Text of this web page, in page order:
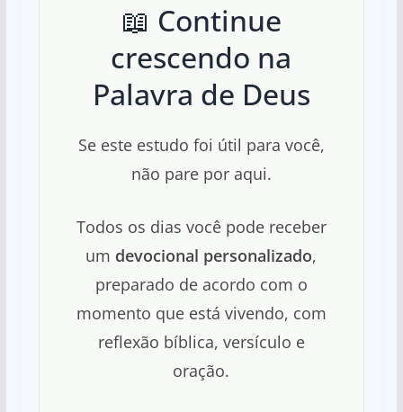
📖 Continue
crescendo na
Palavra de Deus
Se este estudo foi útil para você,
não pare por aqui.
Todos os dias você pode receber
um devocional personalizado,
preparado de acordo com o
momento que está vivendo, com
reflexão bíblica, versículo e
oração.